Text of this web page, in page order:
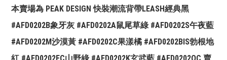
本賣場為 PEAK DESIGN 快裝潮流背帶LEASH經典黑
#AFD0202B象牙灰 #AFD0202A鼠尾草綠 #AFD0202S午夜藍
#AFD0202M沙漠黃 #AFD0202C果漾橘 #AFD0202BIS勃根地